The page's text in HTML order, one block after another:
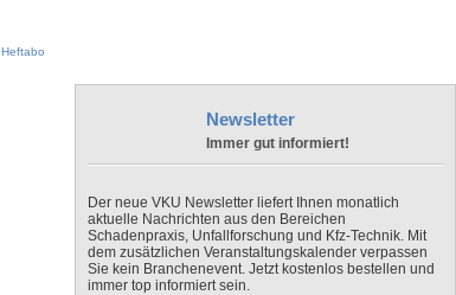
Heftabo
Newsletter
Immer gut informiert!
Der neue VKU Newsletter liefert Ihnen monatlich
aktuelle Nachrichten aus den Bereichen
Schadenpraxis, Unfallforschung und Kfz-Technik. Mit
dem zusätzlichen Veranstaltungskalender verpassen
Sie kein Branchenevent. Jetzt kostenlos bestellen und
immer top informiert sein.